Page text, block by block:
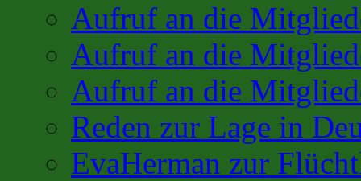
Aufruf an die
Aufruf an die
Aufruf an die
Reden zur Lage in
EvaHerman zur